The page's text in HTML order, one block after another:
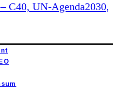
C40, UN-Agenda2030,